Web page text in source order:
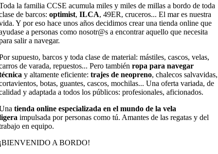
la familia CCSE acumula miles y miles de millas a bordo de toda
de barcos: optimist, ILCA, 49ER, cruceros... El mar es nuestra
Y por eso hace unos años decidimos crear una tienda online que
a personas como nosotr@s a encontrar aquello que necesita
salir a navegar.
supuesto, barcos y toda clase de material: mástiles, cascos, velas,
de varada, repuestos... Pero también ropa para navegar
y altamente eficiente: trajes de neopreno, chalecos salvavidas,
botas, guantes, cascos, mochilas... Una oferta variada, de
y adaptada a todos los públicos: profesionales, aficionados.
tienda online especializada en el mundo de la vela
impulsada por personas como tú. Amantes de las regatas y del
en equipo.
A BORDO!